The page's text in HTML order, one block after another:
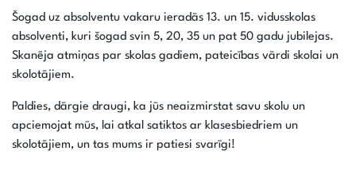
Šogad uz absolventu vakaru ieradās 13. un 15. vidusskolas
absolventi, kuri šogad svin 5, 20, 35 un pat 50 gadu jubilejas.
Skanēja atmiņas par skolas gadiem, pateicības vārdi skolai un
skolotājiem.
Paldies, dārgie draugi, ka jūs neaizmirstat savu skolu un
apciemojat mūs, lai atkal satiktos ar klasesbiedriem un
skolotājiem, un tas mums ir patiesi svarīgi!